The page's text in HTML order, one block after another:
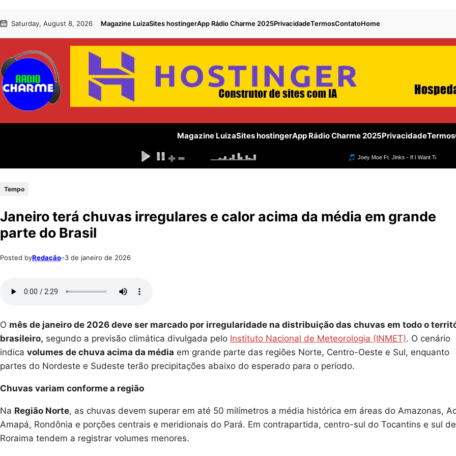
para
conteúdo
to Saturday, August 8, 2026 Magazine LuizaSites hostingerApp Rádio Charme 2025PrivacidadeTermosContatoHome
Magazine LuizaSites hostingerApp Rádio Charme 2025PrivacidadeTermos
Tempo
Janeiro terá chuvas irregulares e calor acima da média em grande
parte do Brasil
Posted byRedação–3 de janeiro de 2026
O mês de janeiro de 2026 deve ser marcado por irregularidade na distribuição das chuvas em todo o
brasileiro, segundo a previsão climática divulgada pelo Instituto Nacional de Meteorologia (INMET). O cenário
indica volumes de chuva acima da média em grande parte das regiões Norte, Centro-Oeste e Sul, enquanto
partes do Nordeste e Sudeste terão precipitações abaixo do esperado para o período.
Chuvas variam conforme a região
Na Região Norte, as chuvas devem superar em até 50 milímetros a média histórica em áreas do Amazonas,
Amapá, Rondônia e porções centrais e meridionais do Pará. Em contrapartida, centro-sul do Tocantins e sul de
Roraima tendem a registrar volumes menores.